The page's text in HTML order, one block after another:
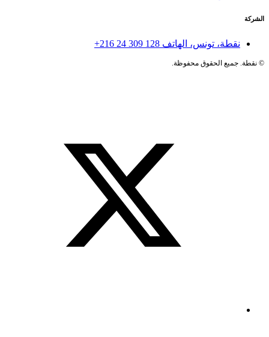
الشركة
نقطة، تونس، الهاتف +216 24 309 128
©نقطة. جميع الحقوق محفوظة.